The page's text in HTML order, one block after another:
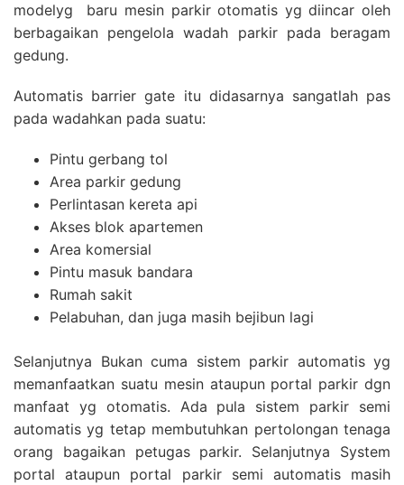
modelyg baru mesin parkir otomatis yg diincar oleh
berbagaikan pengelola wadah parkir pada beragam
gedung.
Automatis barrier gate itu didasarnya sangatlah pas
pada wadahkan pada suatu:
Pintu gerbang tol
Area parkir gedung
Perlintasan kereta api
Akses blok apartemen
Area komersial
Pintu masuk bandara
Rumah sakit
Pelabuhan, dan juga masih bejibun lagi
Selanjutnya Bukan cuma sistem parkir automatis yg
memanfaatkan suatu mesin ataupun portal parkir dgn
manfaat yg otomatis. Ada pula sistem parkir semi
automatis yg tetap membutuhkan pertolongan tenaga
orang bagaikan petugas parkir. Selanjutnya System
portal ataupun portal parkir semi automatis masih